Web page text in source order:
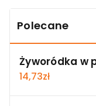
Polecane
Żyworódka w
14,73zł